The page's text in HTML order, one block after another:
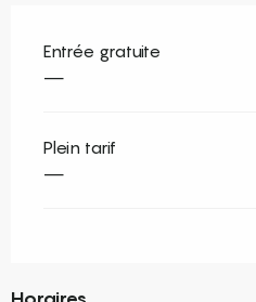
Entrée gratuite
—
Plein tarif
—